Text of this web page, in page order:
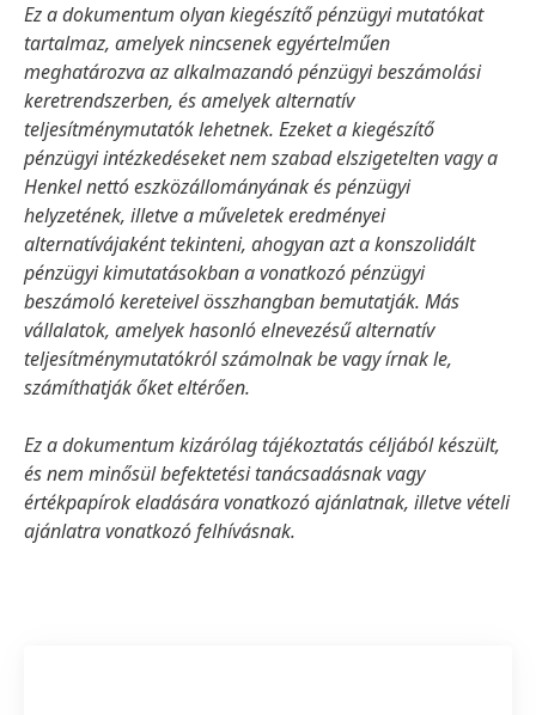
Ez a dokumentum olyan kiegészítő pénzügyi mutatókat
tartalmaz, amelyek nincsenek egyértelműen
meghatározva az alkalmazandó pénzügyi beszámolási
keretrendszerben, és amelyek alternatív
teljesítménymutatók lehetnek. Ezeket a kiegészítő
pénzügyi intézkedéseket nem szabad elszigetelten vagy a
Henkel nettó eszközállományának és pénzügyi
helyzetének, illetve a műveletek eredményei
alternatívájaként tekinteni, ahogyan azt a konszolidált
pénzügyi kimutatásokban a vonatkozó pénzügyi
beszámoló kereteivel összhangban bemutatják. Más
vállalatok, amelyek hasonló elnevezésű alternatív
teljesítménymutatókról számolnak be vagy írnak le,
számíthatják őket eltérően.
Ez a dokumentum kizárólag tájékoztatás céljából készült,
és nem minősül befektetési tanácsadásnak vagy
értékpapírok eladására vonatkozó ajánlatnak, illetve vételi
ajánlatra vonatkozó felhívásnak.